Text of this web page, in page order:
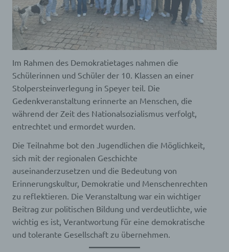
Im Rahmen des Demokratietages nahmen die
Schülerinnen und Schüler der 10. Klassen an einer
Stolpersteinverlegung in Speyer teil. Die
Gedenkveranstaltung erinnerte an Menschen, die
während der Zeit des Nationalsozialismus verfolgt,
entrechtet und ermordet wurden.
Die Teilnahme bot den Jugendlichen die Möglichkeit,
sich mit der regionalen Geschichte
auseinanderzusetzen und die Bedeutung von
Erinnerungskultur, Demokratie und Menschenrechten
zu reflektieren. Die Veranstaltung war ein wichtiger
Beitrag zur politischen Bildung und verdeutlichte, wie
wichtig es ist, Verantwortung für eine demokratische
und tolerante Gesellschaft zu übernehmen.